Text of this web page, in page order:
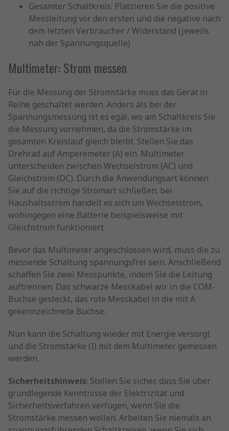
Gesamter Schaltkreis: Platzieren Sie die positive
Messleitung vor den ersten und die negative nach
dem letzten Verbraucher / Widerstand (jeweils
nah der Spannungsquelle)
Multimeter: Strom messen
Für die Messung der Stromstärke muss das Gerät in
Reihe geschaltet werden. Anders als bei der
Spannungsmessung ist es egal, wo am Schaltkreis Sie
die Messung vornehmen, da die Stromstärke im
gesamten Kreislauf gleich bleibt. Stellen Sie das
Drehrad auf Amperemeter (A) ein. Multimeter
unterscheiden zwischen Wechselstrom (AC) und
Gleichstrom (DC). Durch die Anwendungsart können
Sie auf die richtige Stromart schließen: bei
Haushaltsstrom handelt es sich um Wechselstrom,
wohingegen eine Batterie beispielsweise mit
Gleichstrom funktioniert.
Bevor das Multimeter angeschlossen wird, muss die zu
messende Schaltung spannungsfrei sein. Anschließend
schaffen Sie zwei Messpunkte, indem Sie die Leitung
auftrennen. Das schwarze Messkabel wir in die COM-
Buchse gesteckt, das rote Messkabel in die mit A
gekennzeichnete Buchse.
Nun kann die Schaltung wieder mit Energie versorgt
und die Stromstärke (I) mit dem Multimeter gemessen
werden.
Sicherheitshinweis: Stellen Sie sicher, dass Sie über
grundlegende Kenntnisse der Elektrizität und
Sicherheitsverfahren verfügen, wenn Sie die
Stromstärke messen wollen. Arbeiten Sie niemals an